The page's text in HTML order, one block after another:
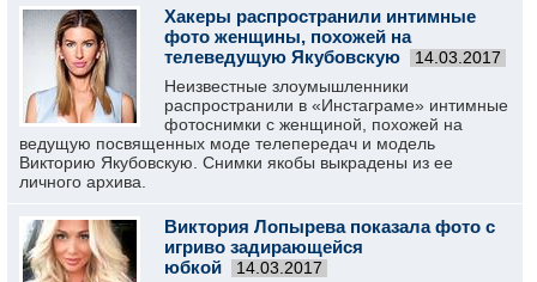
Хакеры распространили интимные
фото женщины, похожей на
телеведущую Якубовскую
14.03.2017
Неизвестные злоумышленники
распространили в «Инстаграме» интимные
фотоснимки с женщиной, похожей на
ведущую посвященных моде телепередач и модель
Викторию Якубовскую. Снимки якобы выкрадены из ее
личного архива.
Виктория Лопырева показала фото с
игриво задирающейся
юбкой
14.03.2017